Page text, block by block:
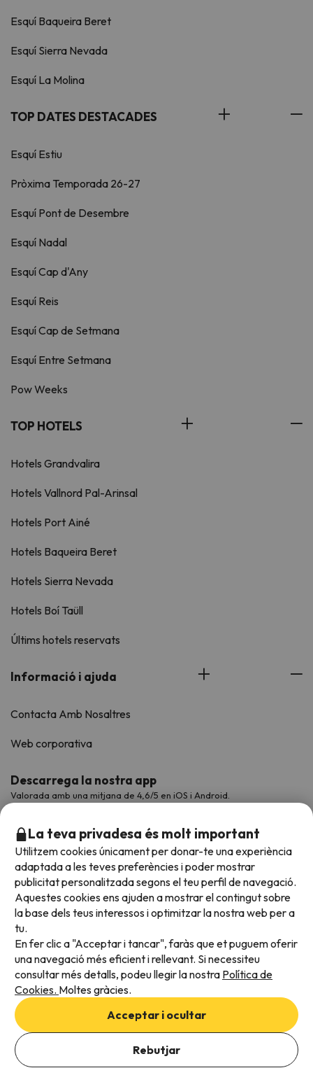
Afegeix les dates per comprovar la disponibilitat
Esquí Baqueira Beret
Esquí Sierra Nevada
Esquí La Molina
TOP DATES DESTACADES
Esquí Estiu
Pròxima Temporada 26-27
Esquí Pont de Desembre
Esquí Nadal
Esquí Cap d'Any
Esquí Reis
Esquí Cap de Setmana
Esquí Entre Setmana
Pow Weeks
TOP HOTELS
Hotels Grandvalira
Hotels Vallnord Pal-Arinsal
Hotels Port Ainé
Hotels Baqueira Beret
Hotels Sierra Nevada
Hotels Boí Taüll
Últims hotels reservats
Informació i ajuda
Contacta Amb Nosaltres
Web corporativa
Descarrega la nostra app
Valorada amb una mitjana de 4,6/5 en iOS i Android.
Acceptem
Condicions generals
Privadesa de dades
Política de cookies
La teva privadesa és molt important
Utilitzem cookies únicament per donar-te una experiència
adaptada a les teves preferències i poder mostrar
publicitat personalitzada segons el teu perfil de navegació.
Aquestes cookies ens ajuden a mostrar el contingut sobre
la base dels teus interessos i optimitzar la nostra web per a
tu.
En fer clic a "Acceptar i tancar", faràs que et puguem oferir
una navegació més eficient i rellevant. Si necessiteu
consultar més detalls, podeu llegir la nostra Política de
Cookies. Moltes gràcies.
Acceptar i ocultar
Rebutjar